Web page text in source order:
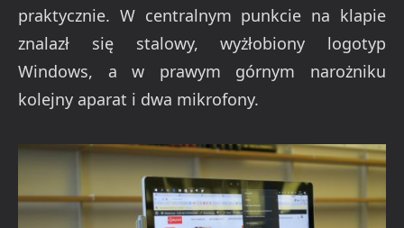
praktycznie. W centralnym punkcie na klapie
znalazł się stalowy, wyżłobiony logotyp
Windows, a w prawym górnym narożniku
kolejny aparat i dwa mikrofony.